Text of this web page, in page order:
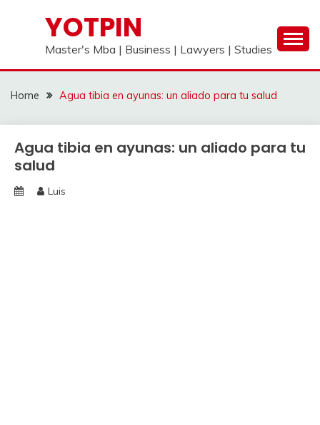
YOTPIN
Master's Mba | Business | Lawyers | Studies
Home Agua tibia en ayunas: un aliado para tu salud
Agua tibia en ayunas: un aliado para tu
salud
Luis